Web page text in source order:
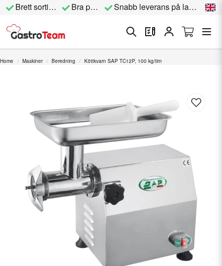
Brett sortiment Bra priser Snabb leverans på lagervara
Home Maskiner Beredning Köttkvarn SAP TC12P, 100 kg/tim